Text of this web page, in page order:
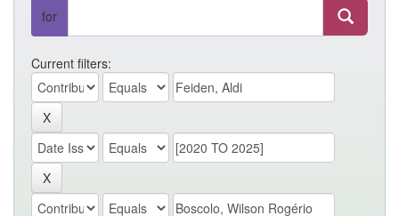
for
Current filters: